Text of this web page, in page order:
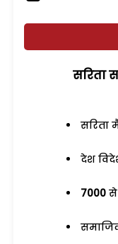
सरिता
सरिता
देश
7000 से